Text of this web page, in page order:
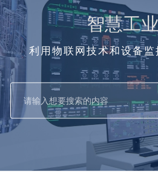
智慧工
利用物联网技术和设备